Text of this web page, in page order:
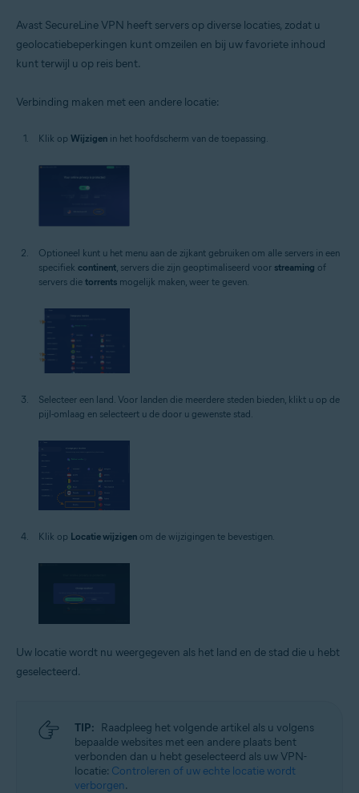
Avast SecureLine VPN heeft servers op diverse locaties, zodat u
geolocatiebeperkingen kunt omzeilen en bij uw favoriete inhoud
kunt terwijl u op reis bent.
Verbinding maken met een andere locatie:
Klik op Wijzigen in het hoofdscherm van de toepassing.
Optioneel kunt u het menu aan de zijkant gebruiken om alle servers in een
specifiek continent , servers die zijn geoptimaliseerd voor streaming of
servers die torrents mogelijk maken, weer te geven.
Selecteer een land. Voor landen die meerdere steden bieden, klikt u op de
pijl-omlaag en selecteert u de door u gewenste stad.
Klik op Locatie wijzigen om de wijzigingen te bevestigen.
Uw locatie wordt nu weergegeven als het land en de stad die u hebt
geselecteerd.
TIP: Raadpleeg het volgende artikel als u volgens
bepaalde websites met een andere plaats bent
verbonden dan u hebt geselecteerd als uw VPN-
locatie: Controleren of uw echte locatie wordt
verborgen.